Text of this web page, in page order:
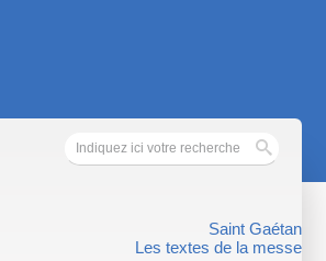
Saint Gaétan
Les textes de la messe